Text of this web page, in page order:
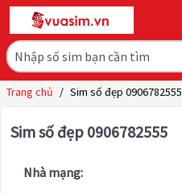
Trang chủ / Sim số đẹp 0906782555
Sim số đẹp 0906782555
Nhà mạng: